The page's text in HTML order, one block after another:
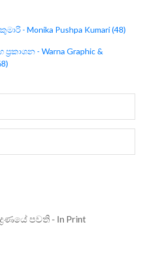
- Monika Pushpa Kumari (48)
- Warna Graphic &
පවති - In Print